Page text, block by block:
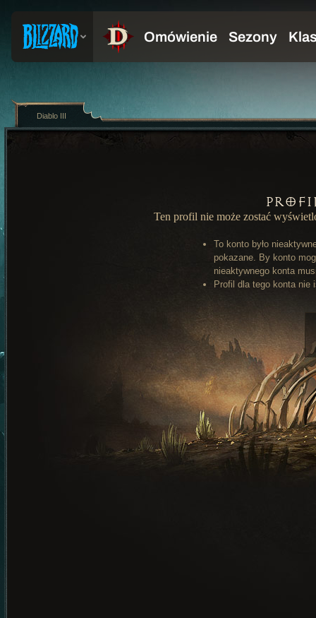
Ten profil nie może zostać
To konto było
pokazane. By konto
nieaktywnego konta
Profil dla tego konta nie
Diablo III